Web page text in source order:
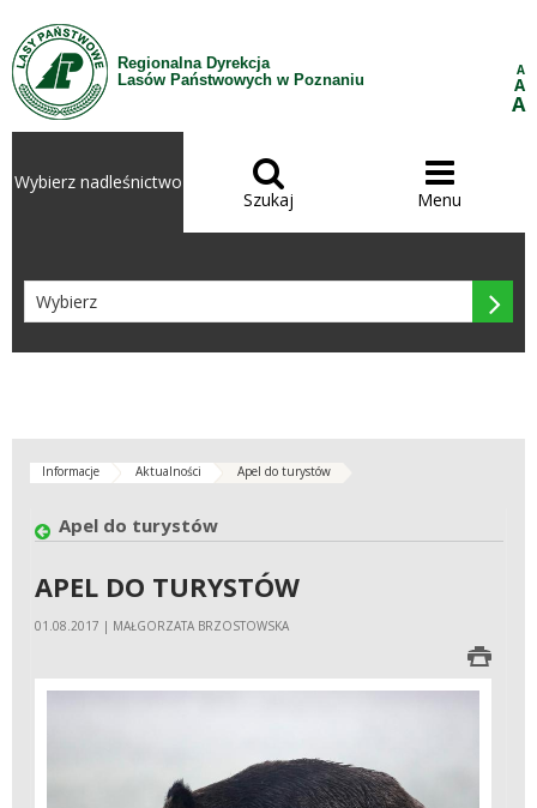
Przejdź do treści
Regionalna Dyrekcja
Lasów Państwowych w Poznaniu
A
A
A
Wybierz nadleśnictwo 
Szukaj

Menu

Informacje Aktualności Apel do turystów
Apel do turystów
APEL DO TURYSTÓW
01.08.2017 | MAŁGORZATA BRZOSTOWSKA